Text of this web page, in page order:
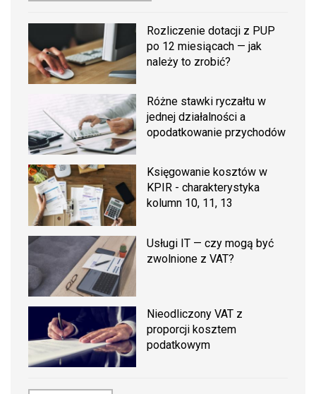
Rozliczenie dotacji z PUP
po 12 miesiącach — jak
należy to zrobić?
Różne stawki ryczałtu w
jednej działalności a
opodatkowanie przychodów
Księgowanie kosztów w
KPIR - charakterystyka
kolumn 10, 11, 13
Usługi IT — czy mogą być
zwolnione z VAT?
Nieodliczony VAT z
proporcji kosztem
podatkowym